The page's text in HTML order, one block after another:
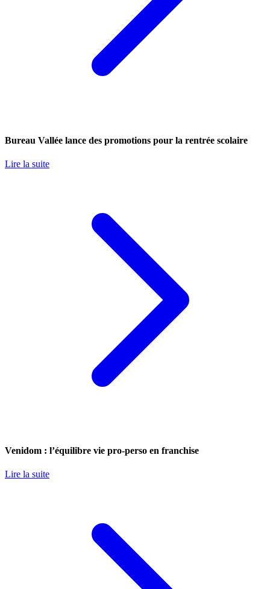
Bureau Vallée lance des promotions pour la rentrée scolaire
Lire la suite
Venidom : l’équilibre vie pro-perso en franchise
Lire la suite